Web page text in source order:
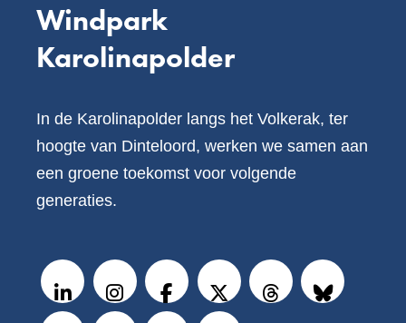
Windpark
Karolinapolder
In de Karolinapolder langs het Volkerak, ter
hoogte van Dinteloord, werken we samen aan
een groene toekomst voor volgende
generaties.
LinkedInInstagramFacebook
X